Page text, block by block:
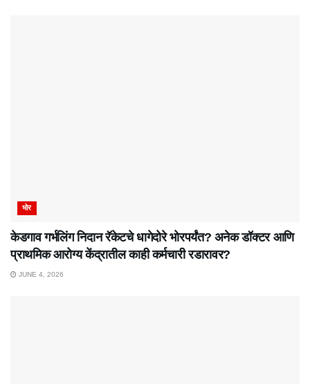
भोर
केडगाव गर्भलिंग निदान रॅकेटचे धागेदोरे भोरपर्यंत? अनेक डॉक्टर आणि
प्राथमिक आरोग्य केंद्रातील काही कर्मचारी रडारावर?
JUNE 4, 2026